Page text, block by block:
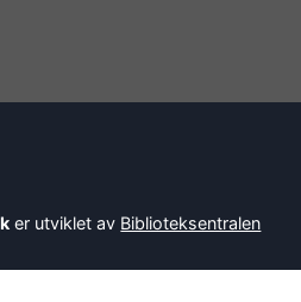
er utviklet av Biblioteksentralen